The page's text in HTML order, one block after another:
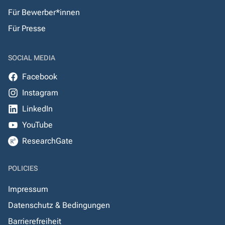
Für Bewerber*innen
Für Presse
SOCIAL MEDIA
Facebook
Instagram
LinkedIn
YouTube
ResearchGate
POLICIES
Impressum
Datenschutz & Bedingungen
Barrierefreiheit